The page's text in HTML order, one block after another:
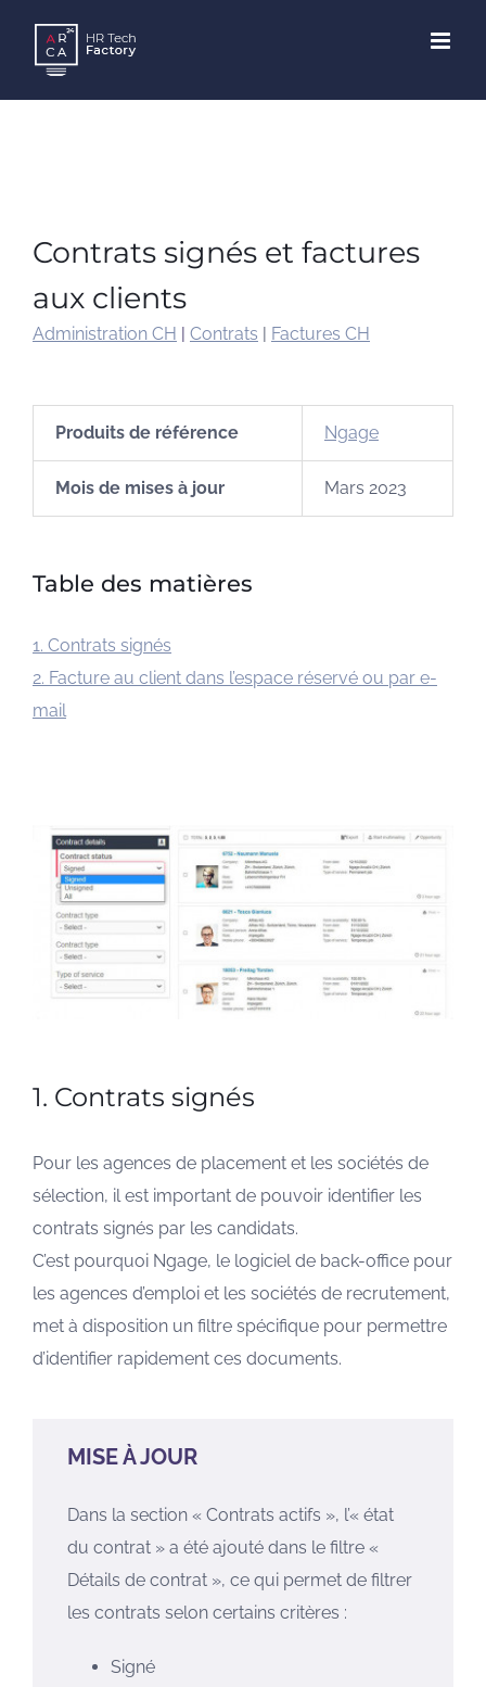
content
Contrats signés et factures
aux clients
Administration CH | Contrats | Factures CH
Produits de référence Ngage
Mois de mises à jour Mars 2023
Table des matières
1. Contrats signés
2. Facture au client dans l’espace réservé ou par e-
mail
1. Contrats signés
Pour les agences de placement et les sociétés de
sélection, il est important de pouvoir identifier les
contrats signés par les candidats.
C’est pourquoi Ngage, le logiciel de back-office pour
les agences d’emploi et les sociétés de recrutement,
met à disposition un filtre spécifique pour permettre
d’identifier rapidement ces documents.
MISE À JOUR
Dans la section « Contrats actifs », l’« état
du contrat » a été ajouté dans le filtre «
Détails de contrat », ce qui permet de filtrer
les contrats selon certains critères :
Signé